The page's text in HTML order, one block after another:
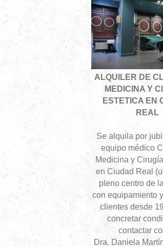
ALQUILER DE
MEDICINA Y
ESTETICA EN
REAL
Se alquila por
equipo médico
Medicina y
en Ciudad Real
pleno centro de
con equipamiento
clientes desde
concretar
contactar
Dra. Daniela